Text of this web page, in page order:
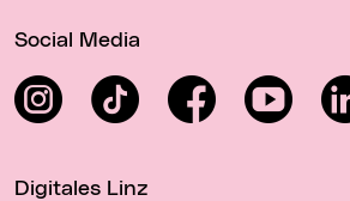
Social Media
InstagramTikTok FacebookYouTube
Digitales Linz